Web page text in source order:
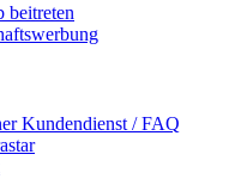
beitreten
Kundendienst / FAQ